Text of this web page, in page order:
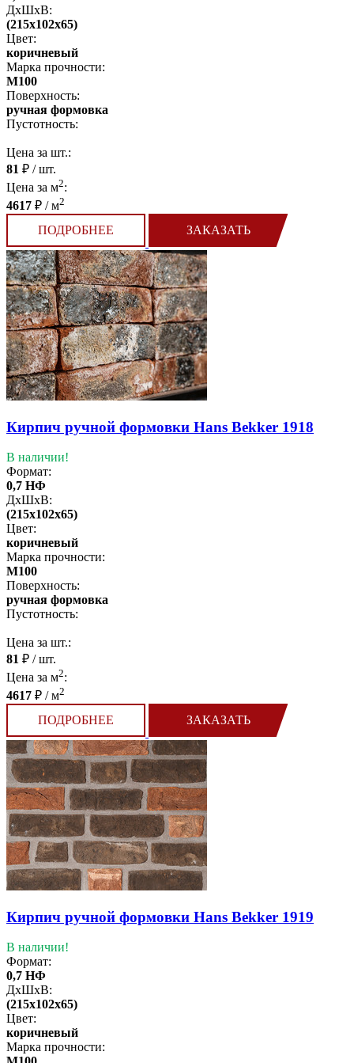
ДхШхВ:
(215x102x65)
Цвет:
коричневый
Марка прочности:
М100
Поверхность:
ручная формовка
Пустотность:
Цена за шт.:
81 ₽ / шт.
Цена за м2:
4617 ₽ / м2
ПОДРОБНЕЕ ЗАКАЗАТЬ
Кирпич ручной формовки Hans Bekker 1918
В наличии!
Формат:
0,7 НФ
ДхШхВ:
(215x102x65)
Цвет:
коричневый
Марка прочности:
М100
Поверхность:
ручная формовка
Пустотность:
Цена за шт.:
81 ₽ / шт.
Цена за м2:
4617 ₽ / м2
ПОДРОБНЕЕ ЗАКАЗАТЬ
Кирпич ручной формовки Hans Bekker 1919
В наличии!
Формат:
0,7 НФ
ДхШхВ:
(215x102x65)
Цвет:
коричневый
Марка прочности: